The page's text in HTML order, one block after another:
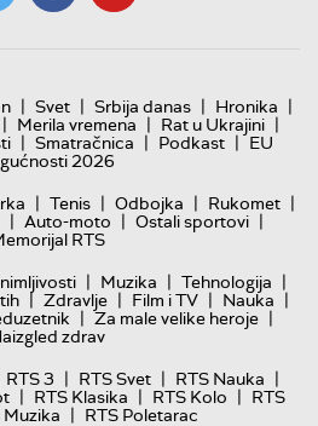
| Svet | Srbija danas | Hronika |
| Merila vremena | Rat u Ukrajini |
| Smatračnica | Podkast | EU
2026
| Tenis | Odbojka | Rukomet |
| Auto-moto | Ostali sportovi |
RTS
| Muzika | Tehnologija |
| Zdravlje | Film i TV | Nauka |
| Za male velike heroje |
zdrav
RTS 3 | RTS Svet | RTS Nauka |
| RTS Klasika | RTS Kolo | RTS
Muzika | RTS Poletarac